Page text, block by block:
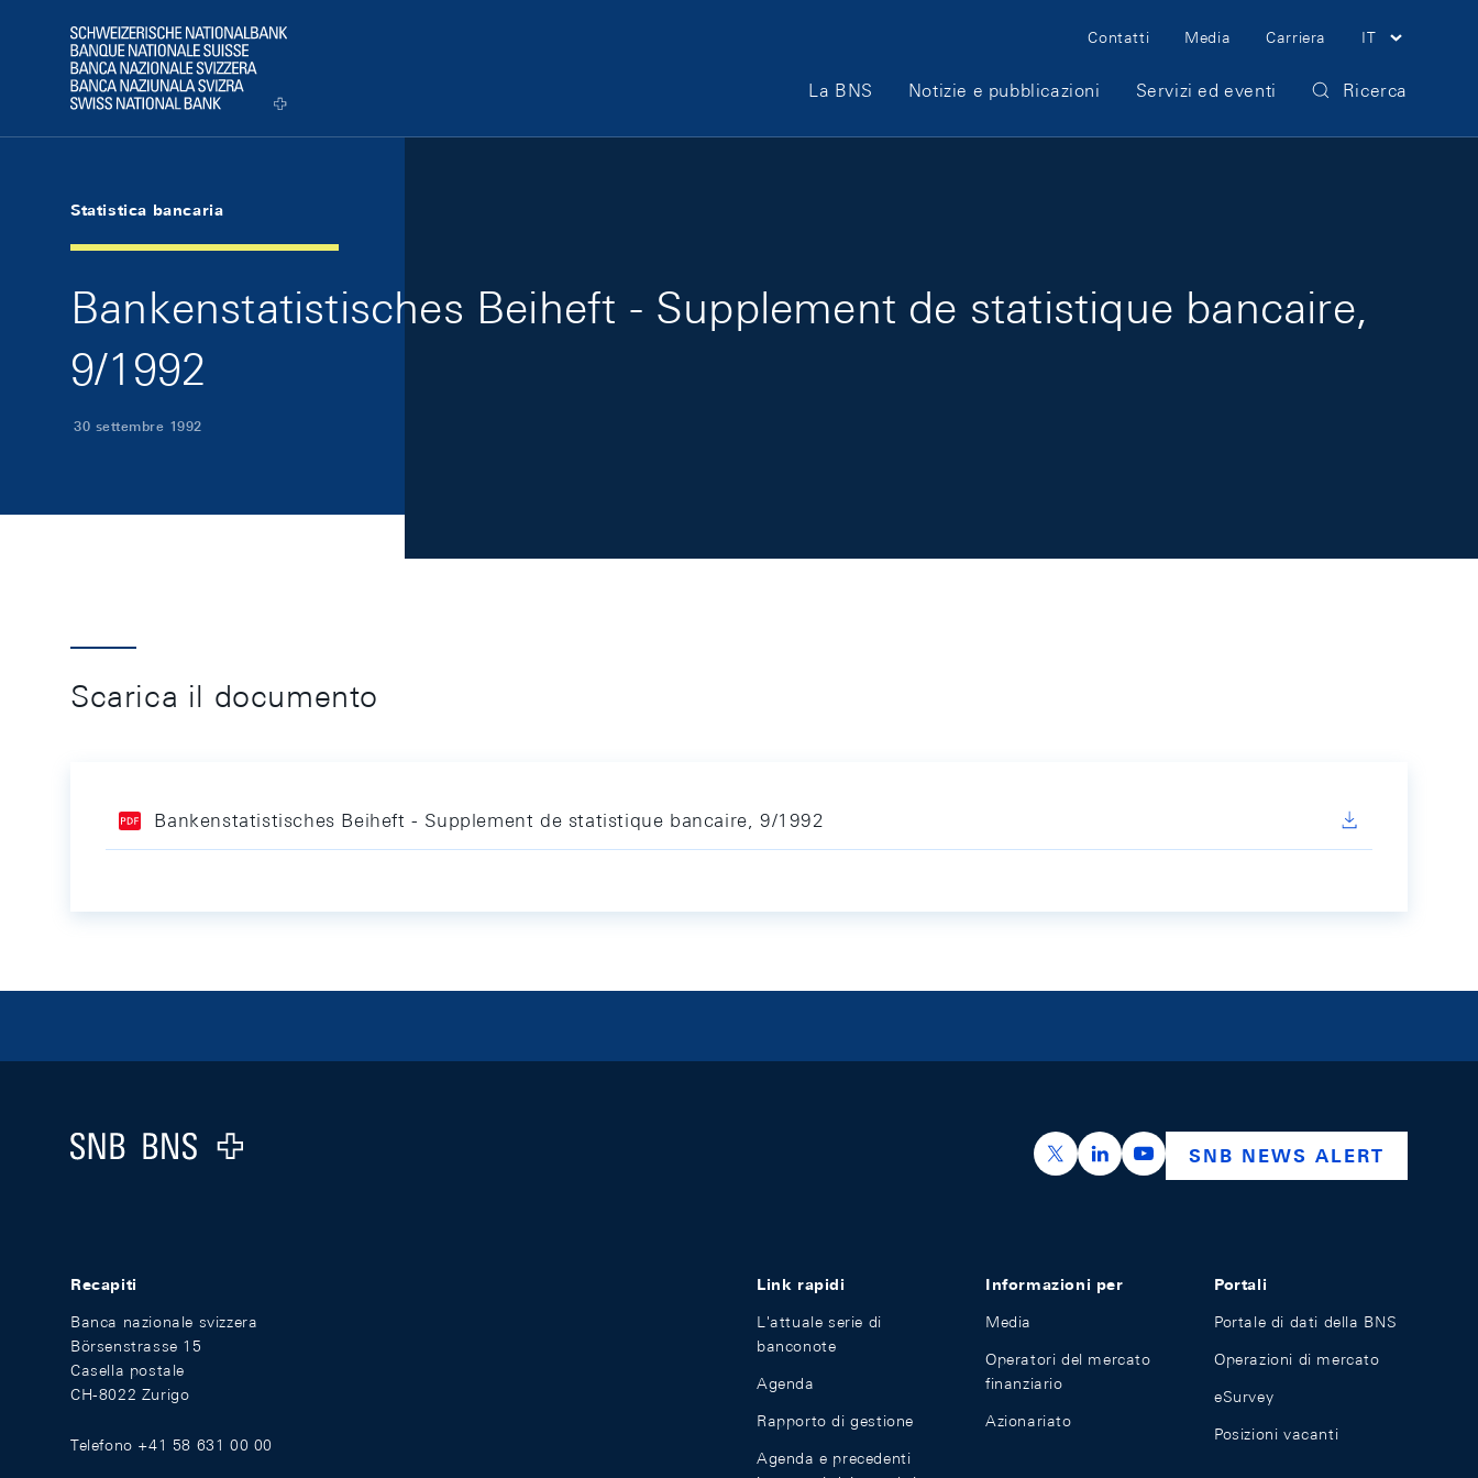
Logo
Meta Navigation
Contatti Media Carriera IT
Main Navigation
La BNS Notizie e pubblicazioni Servizi ed eventi Ricerca
Statistica bancaria
Bankenstatistisches Beiheft - Supplement de statistique bancaire,
9/1992
30 settembre 1992
Scarica il documento
Bankenstatistisches Beiheft - Supplement de statistique bancaire, 9/1992
Logo
https://x.com/snb_bns
https://ch.linkedin.com/company/swiss-
https://www.youtube.com/
SNB NEWS ALERT
Recapiti
Banca nazionale svizzera
Börsenstrasse 15
Casella postale
CH-8022 Zurigo
Telefono +41 58 631 00 00
Link rapidi
L'attuale serie di
banconote
Agenda
Rapporto di gestione
Agenda e precedenti
Informazioni per
Media
Operatori del mercato
finanziario
Azionariato
Portali
Portale di dati della BNS
Operazioni di mercato
eSurvey
Posizioni vacanti